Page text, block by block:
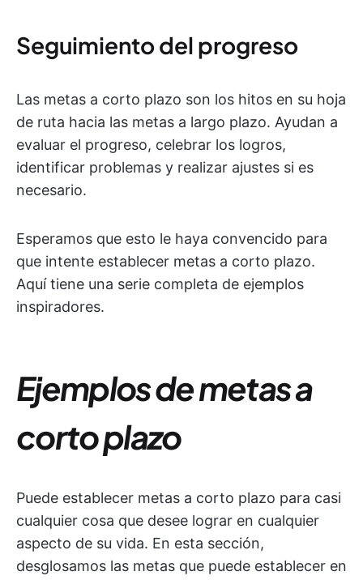
Seguimiento del progreso
Las metas a corto plazo son los hitos en su hoja
de ruta hacia las metas a largo plazo. Ayudan a
evaluar el progreso, celebrar los logros,
identificar problemas y realizar ajustes si es
necesario.
Esperamos que esto le haya convencido para
que intente establecer metas a corto plazo.
Aquí tiene una serie completa de ejemplos
inspiradores.
Ejemplos de metas a
corto plazo
Puede establecer metas a corto plazo para casi
cualquier cosa que desee lograr en cualquier
aspecto de su vida. En esta sección,
desglosamos las metas que puede establecer en